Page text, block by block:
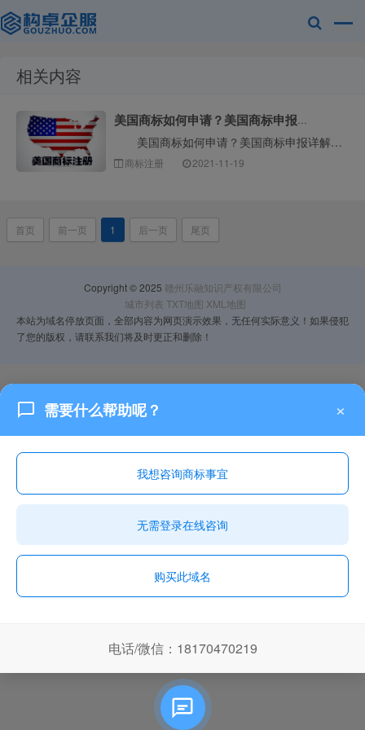
相关内容
美国商标如何申请？美国商标申报详解
美国商标如何申请？美国商标申报详解！如果我们想申请美国商标专利，我们需要先了解商标申请相关的流程等知识。对于联邦政府的商标注册，我们应该在一定时间···
商标注册 2021-11-19
首页 前一页 1 后一页 尾页
Copyright © 2025 赣州乐融知识产权有限公司
城市列表 TXT地图 XML地图
本站为域名停放页面，全部内容为网页演示效果，无任何实际意义！如果侵犯
了您的版权，请联系我们将及时更正和删除！
需要什么帮助呢？ ×
我想咨询商标事宜
无需登录在线咨询
购买此域名
电话/微信：18170470219